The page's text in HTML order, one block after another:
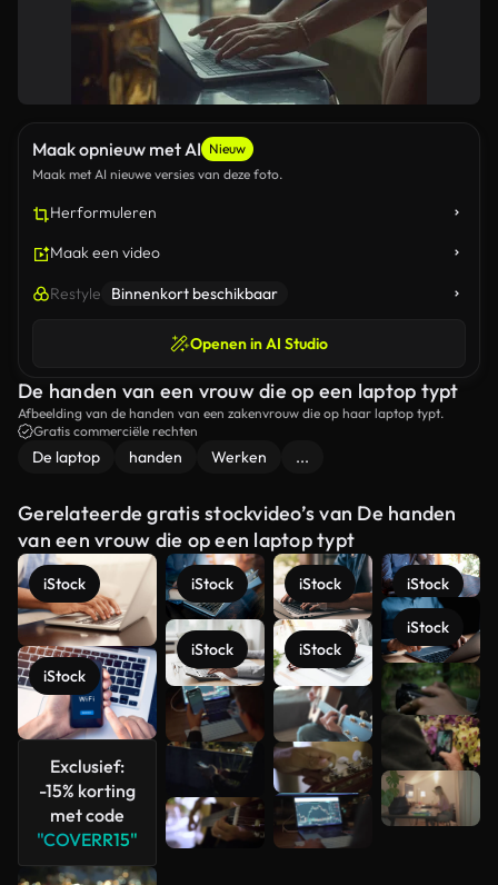
Maak opnieuw met AI Nieuw
Maak met AI nieuwe versies van deze foto.
Herformuleren
Maak een video
Restyle Binnenkort beschikbaar
Openen in AI Studio
De handen van een vrouw die op een laptop typt
Afbeelding van de handen van een zakenvrouw die op haar laptop typt.
Gratis commerciële rechten
De laptop handen Werken ...
Gerelateerde gratis stockvideo’s van De handen
van een vrouw die op een laptop typt
iStock
iStock
Exclusief:
-15% korting
met code
"COVERR15"
iStock
iStock
iStock
iStock
iStock
iStock
Meer
bekijken